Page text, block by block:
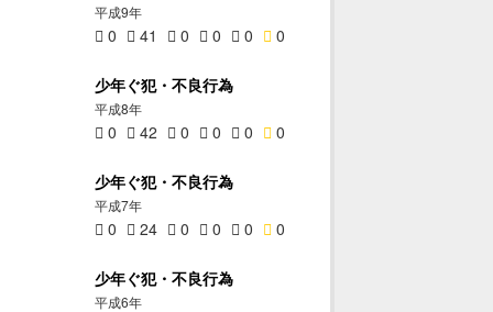
平成9年
0 41 0 0 0 0
少年ぐ犯・不良行為
平成8年
0 42 0 0 0 0
少年ぐ犯・不良行為
平成7年
0 24 0 0 0 0
少年ぐ犯・不良行為
平成6年